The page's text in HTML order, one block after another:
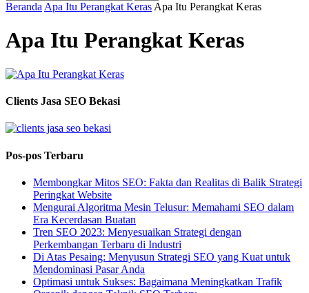
Beranda Apa Itu Perangkat Keras Apa Itu Perangkat Keras
Apa Itu Perangkat Keras
Clients Jasa SEO Bekasi
Pos-pos Terbaru
Membongkar Mitos SEO: Fakta dan Realitas di Balik Strategi
Peringkat Website
Mengurai Algoritma Mesin Telusur: Memahami SEO dalam
Era Kecerdasan Buatan
Tren SEO 2023: Menyesuaikan Strategi dengan
Perkembangan Terbaru di Industri
Di Atas Pesaing: Menyusun Strategi SEO yang Kuat untuk
Mendominasi Pasar Anda
Optimasi untuk Sukses: Bagaimana Meningkatkan Trafik